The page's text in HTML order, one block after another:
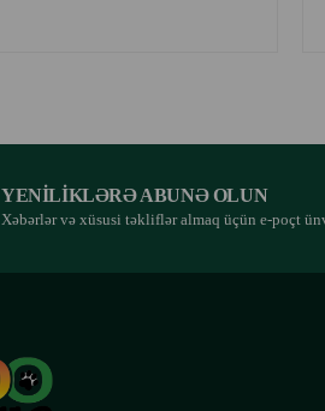
YENILIKLƏRƏ ABUNƏ OLUN
Xəbərlər və xüsusi təkliflər almaq üçün e-poçt